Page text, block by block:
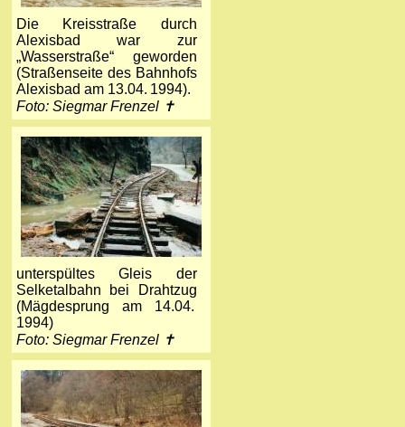
Die Kreisstraße durch
Alexisbad war zur
„Wasserstraße“ geworden
(Straßenseite des Bahnhofs
Alexisbad am 13.04. 1994).
Foto: Siegmar Frenzel ✝
unterspültes Gleis der
Selketalbahn bei Drahtzug
(Mägdesprung am 14.04.
1994)
Foto: Siegmar Frenzel ✝